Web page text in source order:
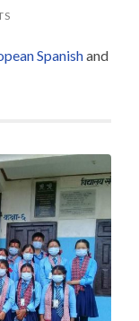
Spanishand